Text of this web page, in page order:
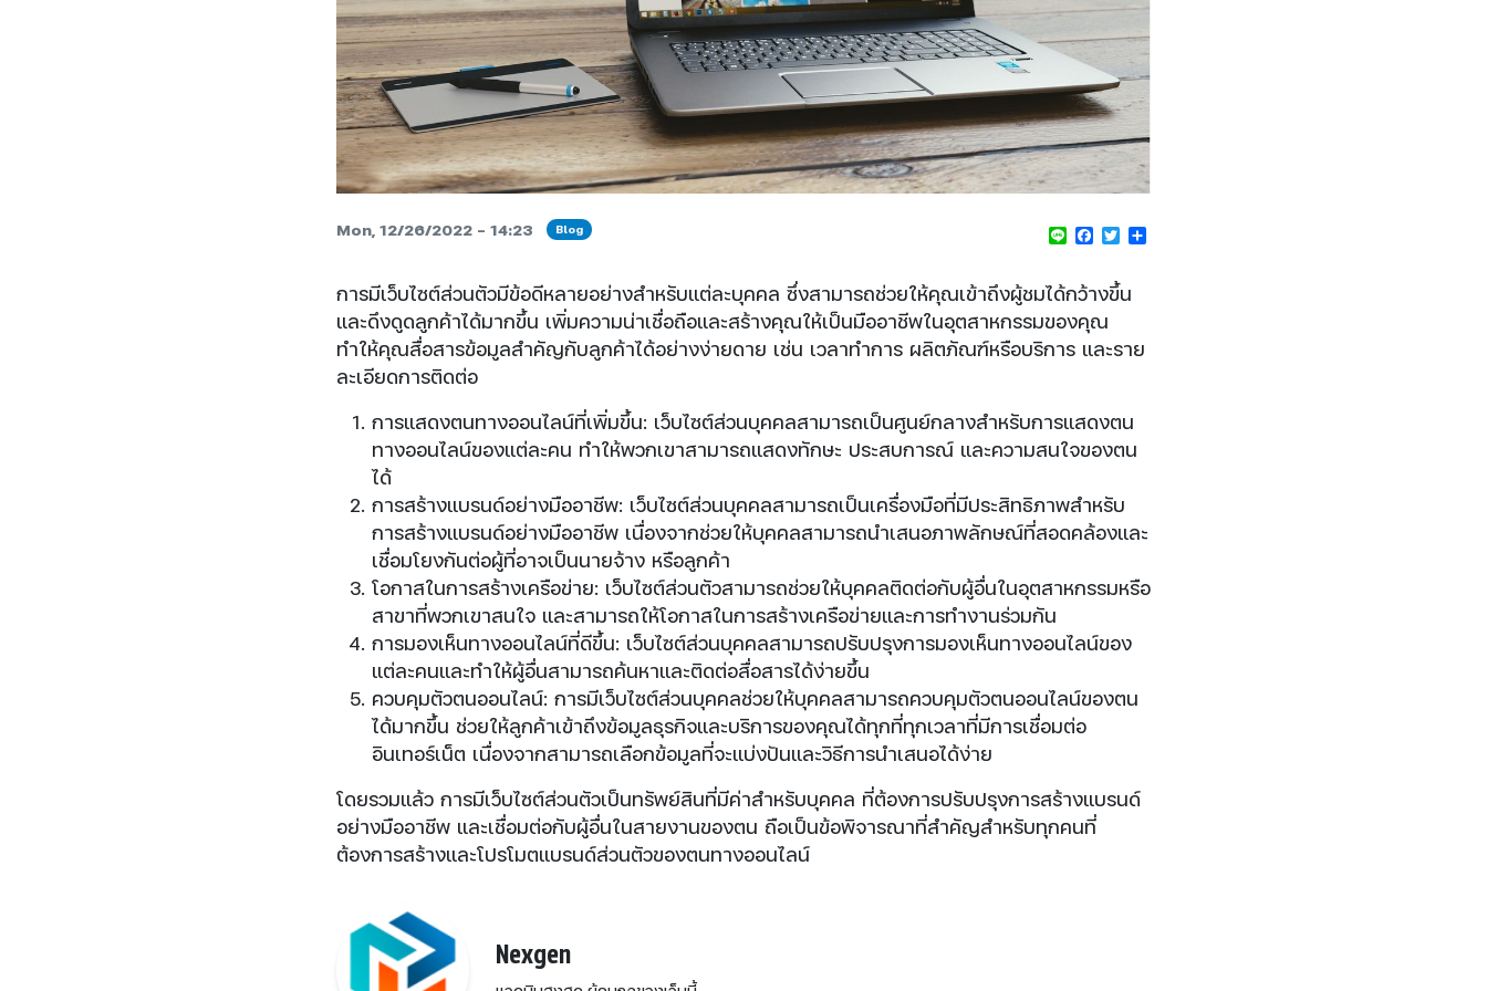
Mon, 12/26/2022 - 14:23 Blog Line Facebook
Twitter
การมีเว็บไซต์ส่วนตัวมีข้อดีหลายอย่างสำหรับแต่ละบุคคล ซึ่งสามารถช่วยให้คุณเข้าถึงผู้ชมได้กว้างขึ้น
และดึงดูดลูกค้าได้มากขึ้น เพิ่มความน่าเชื่อถือและสร้างคุณให้เป็นมืออาชีพในอุตสาหกรรมของคุณ
ทำให้คุณสื่อสารข้อมูลสำคัญกับลูกค้าได้อย่างง่ายดาย เช่น เวลาทำการ ผลิตภัณฑ์หรือบริการ และราย
ละเอียดการติดต่อ
การแสดงตนทางออนไลน์ที่เพิ่มขึ้น: เว็บไซต์ส่วนบุคคลสามารถเป็นศูนย์กลางสำหรับการแสดงตน
ทางออนไลน์ของแต่ละคน ทำให้พวกเขาสามารถแสดงทักษะ ประสบการณ์ และความสนใจของตน
ได้
การสร้างแบรนด์อย่างมืออาชีพ: เว็บไซต์ส่วนบุคคลสามารถเป็นเครื่องมือที่มีประสิทธิภาพสำหรับ
การสร้างแบรนด์อย่างมืออาชีพ เนื่องจากช่วยให้บุคคลสามารถนำเสนอภาพลักษณ์ที่สอดคล้องและ
เชื่อมโยงกันต่อผู้ที่อาจเป็นนายจ้าง หรือลูกค้า
โอกาสในการสร้างเครือข่าย: เว็บไซต์ส่วนตัวสามารถช่วยให้บุคคลติดต่อกับผู้อื่นในอุตสาหกรรมหรือ
สาขาที่พวกเขาสนใจ และสามารถให้โอกาสในการสร้างเครือข่ายและการทำงานร่วมกัน
การมองเห็นทางออนไลน์ที่ดีขึ้น: เว็บไซต์ส่วนบุคคลสามารถปรับปรุงการมองเห็นทางออนไลน์ของ
แต่ละคนและทำให้ผู้อื่นสามารถค้นหาและติดต่อสื่อสารได้ง่ายขึ้น
ควบคุมตัวตนออนไลน์: การมีเว็บไซต์ส่วนบุคคลช่วยให้บุคคลสามารถควบคุมตัวตนออนไลน์ของตน
ได้มากขึ้น ช่วยให้ลูกค้าเข้าถึงข้อมูลธุรกิจและบริการของคุณได้ทุกที่ทุกเวลาที่มีการเชื่อมต่อ
อินเทอร์เน็ต เนื่องจากสามารถเลือกข้อมูลที่จะแบ่งปันและวิธีการนำเสนอได้ง่าย
โดยรวมแล้ว การมีเว็บไซต์ส่วนตัวเป็นทรัพย์สินที่มีค่าสำหรับบุคคล ที่ต้องการปรับปรุงการสร้างแบรนด์
อย่างมืออาชีพ และเชื่อมต่อกับผู้อื่นในสายงานของตน ถือเป็นข้อพิจารณาที่สำคัญสำหรับทุกคนที่
ต้องการสร้างและโปรโมตแบรนด์ส่วนตัวของตนทางออนไลน์
Nexgen